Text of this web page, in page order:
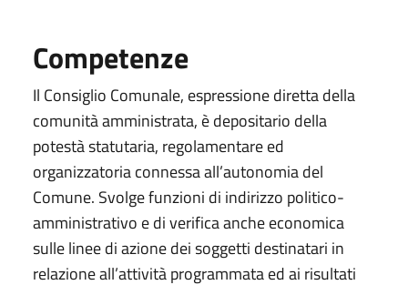
Competenze
Il Consiglio Comunale, espressione diretta della
comunità amministrata, è depositario della
potestà statutaria, regolamentare ed
organizzatoria connessa all’autonomia del
Comune. Svolge funzioni di indirizzo politico-
amministrativo e di verifica anche economica
sulle linee di azione dei soggetti destinatari in
relazione all’attività programmata ed ai risultati